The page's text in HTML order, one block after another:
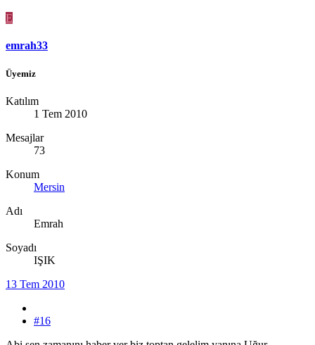
E
emrah33
Üyemiz
Katılım
1 Tem 2010
Mesajlar
73
Konum
Mersin
Adı
Emrah
Soyadı
IŞIK
13 Tem 2010
#16